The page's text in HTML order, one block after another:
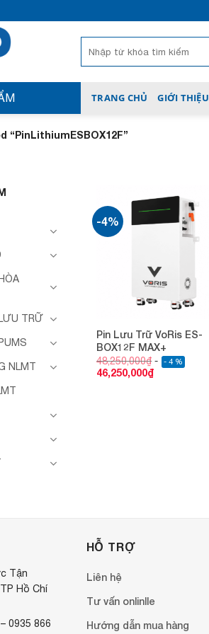
for:
TRANG CHỦ GIỚI THIỆU
“PinLithiumESBOX12F”
TRỮ
NLMT
-4%
Pin Lưu Trữ VoRis ES-
BOX12F MAX+
48,250,000₫ - 4 %
46,250,000₫
Tận
Hồ Chí
0935 866
HỖ TRỢ
Liên hệ
Tư vấn onlinlle
Hướng dẫn mua hàng